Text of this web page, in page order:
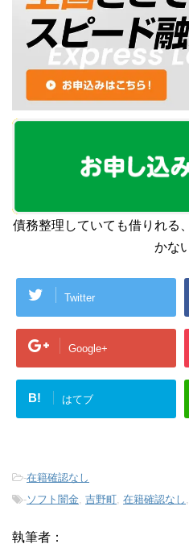
債務整理していても借りれる
かな
Twitter
Google+
B! はてブ
-在籍確認なし
-ソフト闇金, 吉野町, 在籍確認なし ,
執筆者：